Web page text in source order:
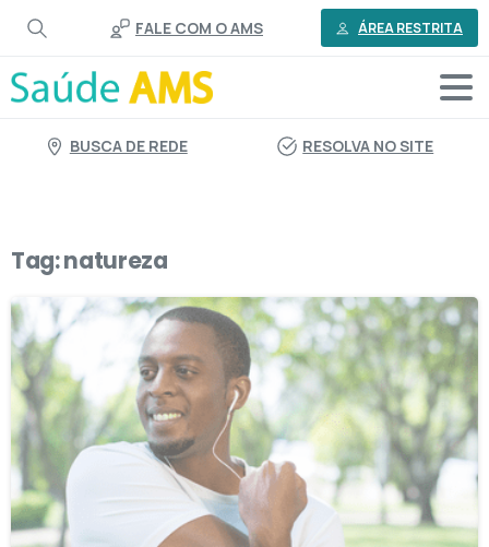
conteúdo
FALE COM O AMS ÁREA RESTRITA
BUSCA DE REDE RESOLVA NO SITE
Tag:natureza